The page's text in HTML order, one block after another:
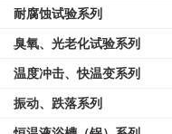
耐腐蚀试验系列
臭氧、光老化试验系列
温度冲击、快温变系列
振动、跌落系列